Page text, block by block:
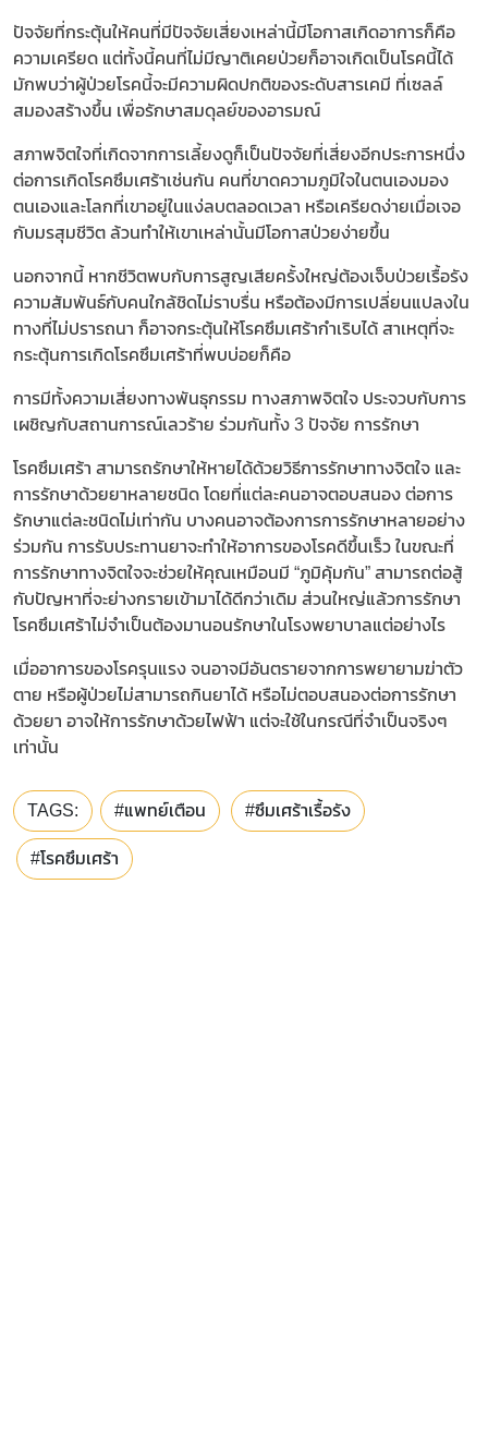
ปัจจัยที่กระตุ้นให้คนที่มีปัจจัยเสี่ยงเหล่านี้มีโอกาสเกิดอาการก็คือ
ความเครียด แต่ทั้งนี้คนที่ไม่มีญาติเคยป่วยก็อาจเกิดเป็นโรคนี้ได้
มักพบว่าผู้ป่วยโรคนี้จะมีความผิดปกติของระดับสารเคมี ที่เซลล์
สมองสร้างขึ้น เพื่อรักษาสมดุลย์ของอารมณ์
สภาพจิตใจที่เกิดจากการเลี้ยงดูก็เป็นปัจจัยที่เสี่ยงอีกประการหนึ่ง
ต่อการเกิดโรคซึมเศร้าเช่นกัน คนที่ขาดความภูมิใจในตนเองมอง
ตนเองและโลกที่เขาอยู่ในแง่ลบตลอดเวลา หรือเครียดง่ายเมื่อเจอ
กับมรสุมชีวิต ล้วนทำให้เขาเหล่านั้นมีโอกาสป่วยง่ายขึ้น
นอกจากนี้ หากชีวิตพบกับการสูญเสียครั้งใหญ่ต้องเจ็บป่วยเรื้อรัง
ความสัมพันธ์กับคนใกล้ชิดไม่ราบรื่น หรือต้องมีการเปลี่ยนแปลงใน
ทางที่ไม่ปรารถนา ก็อาจกระตุ้นให้โรคซึมเศร้ากำเริบได้ สาเหตุที่จะ
กระตุ้นการเกิดโรคซึมเศร้าที่พบบ่อยก็คือ
การมีทั้งความเสี่ยงทางพันธุกรรม ทางสภาพจิตใจ ประจวบกับการ
เผชิญกับสถานการณ์เลวร้าย ร่วมกันทั้ง 3 ปัจจัย การรักษา
โรคซึมเศร้า สามารถรักษาให้หายได้ด้วยวิธีการรักษาทางจิตใจ และ
การรักษาด้วยยาหลายชนิด โดยที่แต่ละคนอาจตอบสนอง ต่อการ
รักษาแต่ละชนิดไม่เท่ากัน บางคนอาจต้องการการรักษาหลายอย่าง
ร่วมกัน การรับประทานยาจะทำให้อาการของโรคดีขึ้นเร็ว ในขณะที่
การรักษาทางจิตใจจะช่วยให้คุณเหมือนมี “ภูมิคุ้มกัน” สามารถต่อสู้
กับปัญหาที่จะย่างกรายเข้ามาได้ดีกว่าเดิม ส่วนใหญ่แล้วการรักษา
โรคซึมเศร้าไม่จำเป็นต้องมานอนรักษาในโรงพยาบาลแต่อย่างไร
เมื่ออาการของโรครุนแรง จนอาจมีอันตรายจากการพยายามฆ่าตัว
ตาย หรือผู้ป่วยไม่สามารถกินยาได้ หรือไม่ตอบสนองต่อการรักษา
ด้วยยา อาจให้การรักษาด้วยไฟฟ้า แต่จะใช้ในกรณีที่จำเป็นจริงๆ
เท่านั้น
TAGS: #แพทย์เตือน #ซึมเศร้าเรื้อรัง
#โรคซึมเศร้า